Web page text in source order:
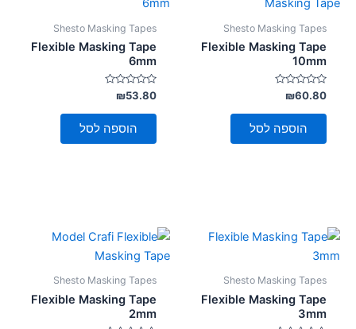
Shesto Masking Tapes
Flexible Masking Tape
10mm
דורג
0
מתוך
₪60.80
הוספה לסל
Shesto Masking Tapes
Flexible Masking Tape
6mm
דורג
0
מתוך
₪53.80
הוספה לסל
Shesto Masking Tapes
Flexible Masking Tape
3mm
Shesto Masking Tapes
Flexible Masking Tape
2mm